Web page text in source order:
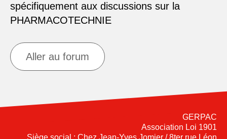
spécifiquement aux discussions sur la
PHARMACOTECHNIE
Aller au forum
GERPAC
Association Loi 1901